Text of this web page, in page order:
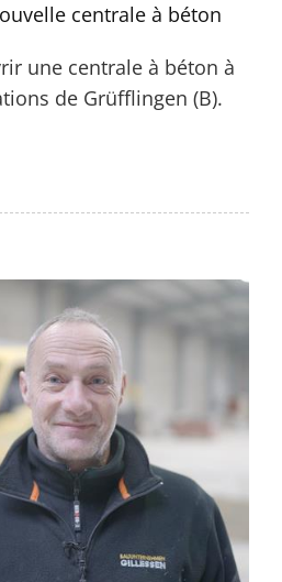
centrale à béton
une centrale à béton à
de Grüfflingen (B).